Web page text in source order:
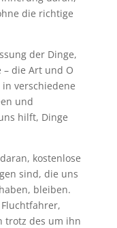
die richtige
der Dinge,
– die Art und O
in verschiedene
und
hilft, Dinge
kostenlose
sind, die uns
bleiben.
trotz des um ihn